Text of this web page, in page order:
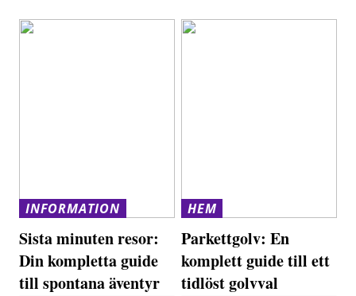
INFORMATION
Sista minuten resor:
Din kompletta guide
till spontana äventyr
HEM
Parkettgolv: En
komplett guide till ett
tidlöst golvval